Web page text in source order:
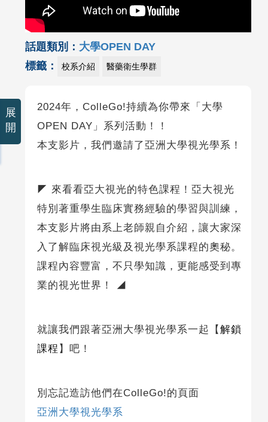
話題類別： 大學OPEN DAY
標籤：
校系介紹 醫藥衛生學群
2024年，ColleGo!持續為你帶來「大學
OPEN DAY」系列活動！！
本支影片，我們邀請了亞洲大學視光學系！
◤ 來看看亞大視光的特色課程！亞大視光
特別著重學生臨床實務經驗的學習與訓練，
本支影片將由系上老師親自介紹，讓大家深
入了解臨床視光級及視光學系課程的奧秘。
課程內容豐富，不只學知識，更能感受到專
業的視光世界！ ◢
就讓我們跟著亞洲大學視光學系一起【 解鎖
課程 】吧！
別忘記造訪他們在ColleGo!的頁面
亞洲大學視光學系
展
開